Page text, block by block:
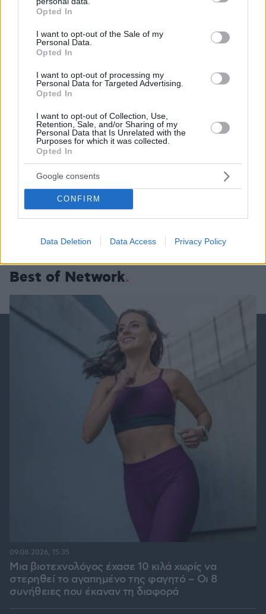
grant or deny consent to Google and its third-party tags to
use your data for below specified purposes in below Google
consent section.
Opted In
I want to opt-out of the Sale of my
Personal Data.
Opted In
I want to opt-out of processing my
Personal Data for Targeted Advertising.
Opted In
I want to opt-out of Collection, Use,
Retention, Sale, and/or Sharing of my
Personal Data that Is Unrelated with the
Purposes for which it was collected.
Opted In
Google consents
CONFIRM
Data Deletion Data Access Privacy Policy
Games
Cut The Rope Northern Heights
ΔΕΙΤΕ ΟΛΑ ΤΑ GAMES
Best of Network
Μια βιοτεχνολόγος έχασε 10 κιλά χωρίς να
στερηθεί το αγαπημένο της φαγητό – Οι 8
συνήθειες που έκαναν τη διαφορά
09.08.2026, 15:35